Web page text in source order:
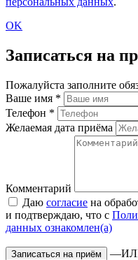
OK
Записаться на
Пожалуйста заполните
Ваше имя *
Телефон *
Желаемая дата приёма
Комментарий
Даю согласие на
и подтверждаю, что с
данных ознакомлен(а)